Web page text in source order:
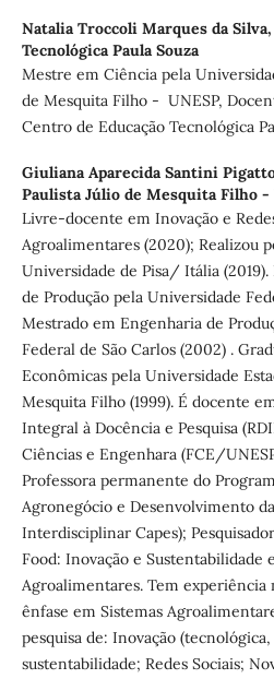
Natalia Troccoli Marques da Silva,
Tecnológica Paula Souza
Mestre em Ciência pela
de Mesquita Filho - UNESP,
Centro de Educação Tecnológica
Giuliana Aparecida Santini
Paulista Júlio de Mesquita Filho -
Livre-docente em Inovação e
Agroalimentares (2020); Realizou
Universidade de Pisa/ Itália
de Produção pela Universidade
Mestrado em Engenharia de
Federal de São Carlos (2002) .
Econômicas pela Universidade
Mesquita Filho (1999). É docente
Integral à Docência e Pesquisa
Ciências e Engenhara (FCE/
Professora permanente do
Agronegócio e Desenvolvimento
Interdisciplinar Capes);
Food: Inovação e Sustentabilidade
Agroalimentares. Tem experiência
ênfase em Sistemas
pesquisa de: Inovação
sustentabilidade; Redes Sociais;